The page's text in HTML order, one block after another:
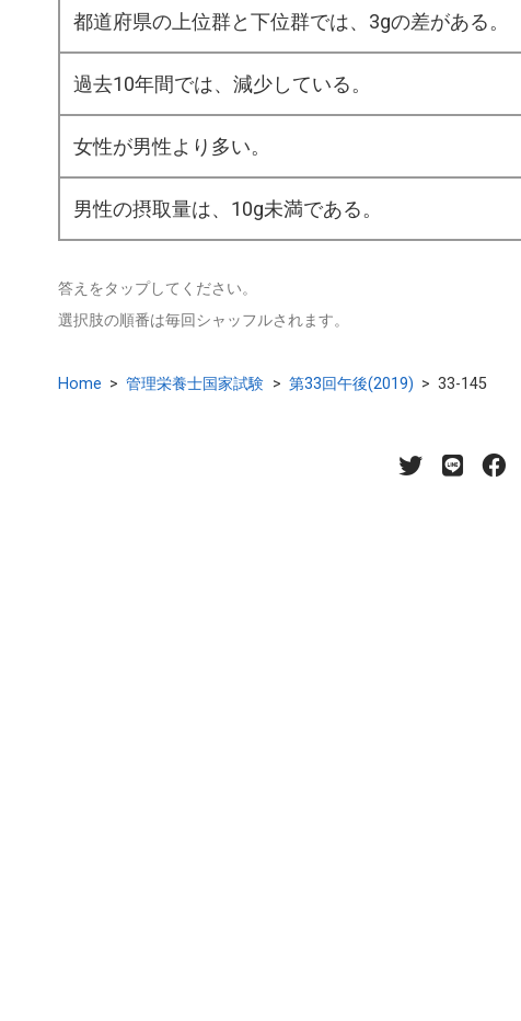
都道府県の上位群と下位群では、3gの差がある。
過去10年間では、減少している。
女性が男性より多い。
男性の摂取量は、10g未満である。
答えをタップしてください。
選択肢の順番は毎回シャッフルされます。
Home > 管理栄養士国家試験 > 第33回午後(2019) > 33-145